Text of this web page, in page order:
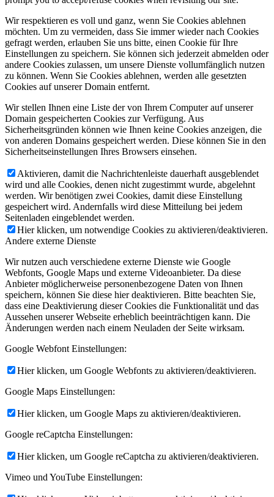
Wir respektieren es voll und ganz, wenn Sie Cookies ablehnen
möchten. Um zu vermeiden, dass Sie immer wieder nach Cookies
gefragt werden, erlauben Sie uns bitte, einen Cookie für Ihre
Einstellungen zu speichern. Sie können sich jederzeit abmelden oder
andere Cookies zulassen, um unsere Dienste vollumfänglich nutzen
zu können. Wenn Sie Cookies ablehnen, werden alle gesetzten
Cookies auf unserer Domain entfernt.
Wir stellen Ihnen eine Liste der von Ihrem Computer auf unserer
Domain gespeicherten Cookies zur Verfügung. Aus
Sicherheitsgründen können wie Ihnen keine Cookies anzeigen, die
von anderen Domains gespeichert werden. Diese können Sie in den
Sicherheitseinstellungen Ihres Browsers einsehen.
Aktivieren, damit die Nachrichtenleiste dauerhaft ausgeblendet
wird und alle Cookies, denen nicht zugestimmt wurde, abgelehnt
werden. Wir benötigen zwei Cookies, damit diese Einstellung
gespeichert wird. Andernfalls wird diese Mitteilung bei jedem
Seitenladen eingeblendet werden.
Hier klicken, um notwendige Cookies zu aktivieren/deaktivieren.
Andere externe Dienste
Wir nutzen auch verschiedene externe Dienste wie Google
Webfonts, Google Maps und externe Videoanbieter. Da diese
Anbieter möglicherweise personenbezogene Daten von Ihnen
speichern, können Sie diese hier deaktivieren. Bitte beachten Sie,
dass eine Deaktivierung dieser Cookies die Funktionalität und das
Aussehen unserer Webseite erheblich beeinträchtigen kann. Die
Änderungen werden nach einem Neuladen der Seite wirksam.
Google Webfont Einstellungen:
Hier klicken, um Google Webfonts zu aktivieren/deaktivieren.
Google Maps Einstellungen:
Hier klicken, um Google Maps zu aktivieren/deaktivieren.
Google reCaptcha Einstellungen:
Hier klicken, um Google reCaptcha zu aktivieren/deaktivieren.
Vimeo und YouTube Einstellungen: